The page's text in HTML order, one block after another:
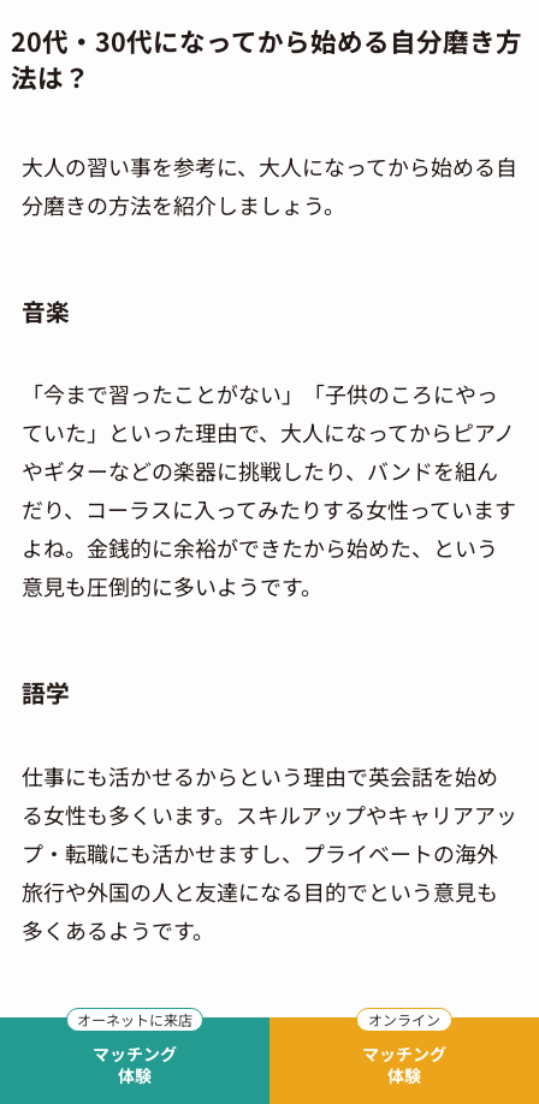
20代・ 30代になってから始める自分磨き方
法は？
大人の習い事を参考に、大人になってから始める自
分磨きの方法を紹介しましょう。
音楽
「今まで習ったことがない」「子供のころにやっ
ていた」といった理由で、大人になってからピアノ
やギターなどの楽器に挑戦したり、バンドを組ん
だり、コーラスに入ってみたりする女性っています
よね。金銭的に余裕ができたから始めた、という
意見も圧倒的に多いようです。
語学
仕事にも活かせるからという理由で英会話を始め
る女性も多くいます。スキルアップやキャリアアッ
プ・転職にも活かせますし、プライベートの海外
旅行や外国の人と友達になる目的でという意見も
多くあるようです。
料理
マッチング
体験
マッチング
体験